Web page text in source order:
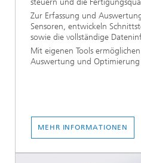
steuern und die
Zur Erfassung und
Sensoren, entwickeln
sowie die vollständige
Mit eigenen Tools
Auswertung und Optimierung
MEHR INFORMATIONEN